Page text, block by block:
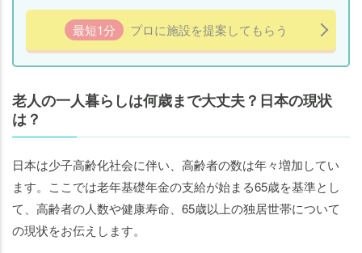
最短1分 プロに施設を提案してもらう
設も
選択
しよ
う！
老人の一人暮らしは何歳まで大丈夫？日本の現状
は？
日本は少子高齢化社会に伴い、高齢者の数は年々増加してい
ます。ここでは老年基礎年金の支給が始まる65歳を基準とし
て、高齢者の人数や健康寿命、65歳以上の独居世帯について
の現状をお伝えします。